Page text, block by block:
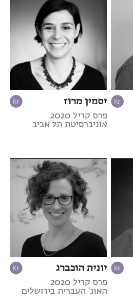
יסמין מרוז
פרס קריל 2020
אוניברסיטת תל אביב
יונית הוכברג
פרס קריל 2020
האונ' העברית בירושלים